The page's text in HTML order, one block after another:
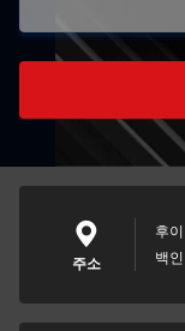
주소
후
백